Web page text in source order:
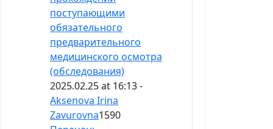
поступающими
обязательного
предварительного
медицинского осмотра
(обследования)
2025.02.25 at 16:13 -
Aksenova Irina
Zavurovna1590